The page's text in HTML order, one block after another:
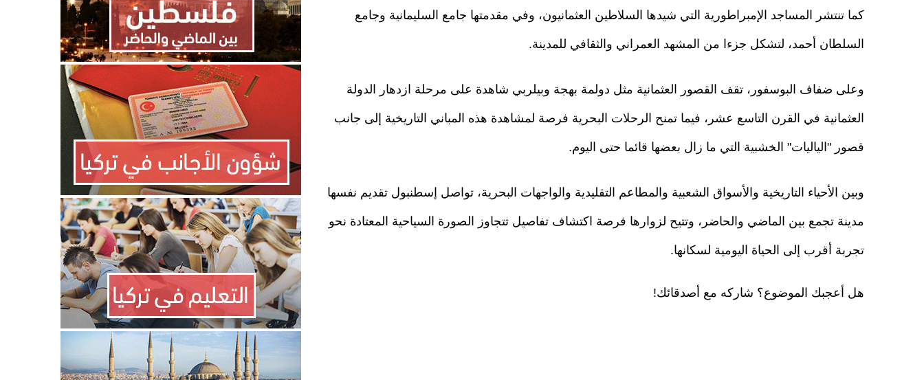
كما تنتشر المساجد الإمبراطورية التي شيدها السلاطين العثمانيون، وفي مقدمتها جامع السليمانية وجامع
السلطان أحمد، لتشكل جزءا من المشهد العمراني والثقافي للمدينة.
وعلى ضفاف البوسفور، تقف القصور العثمانية مثل دولمة بهجة وبيلربي شاهدة على مرحلة ازدهار الدولة
العثمانية في القرن التاسع عشر، فيما تمنح الرحلات البحرية فرصة لمشاهدة هذه المباني التاريخية إلى جانب
قصور "الياليات" الخشبية التي ما زال بعضها قائما حتى اليوم.
وبين الأحياء التاريخية والأسواق الشعبية والمطاعم التقليدية والواجهات البحرية، تواصل إسطنبول تقديم نفسها
مدينة تجمع بين الماضي والحاضر، وتتيح لزوارها فرصة اكتشاف تفاصيل تتجاوز الصورة السياحية المعتادة نحو
تجربة أقرب إلى الحياة اليومية لسكانها.
هل أعجبك الموضوع؟ شاركه مع أصدقائك!